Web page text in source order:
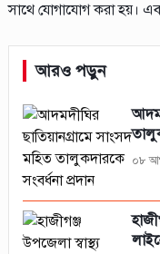
সাথে যোগাযোগ করা হয়।
আরও পড়ুন
০৮